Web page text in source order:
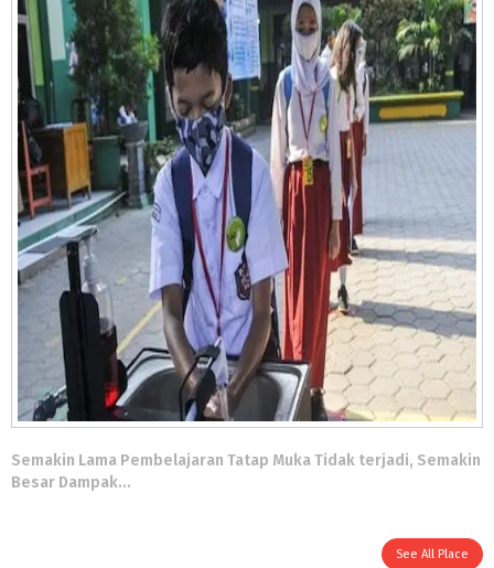
Semakin Lama Pembelajaran Tatap Muka Tidak terjadi, Semakin
Besar Dampak…
See All Place